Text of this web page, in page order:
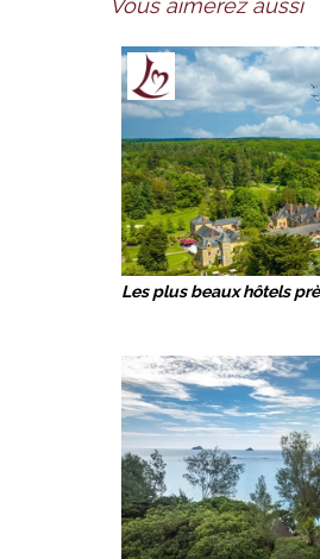
Vous aimerez aussi
Les plus beaux hôtels